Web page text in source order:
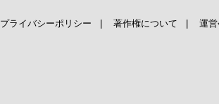
プライバシーポリシー 著作権について 運